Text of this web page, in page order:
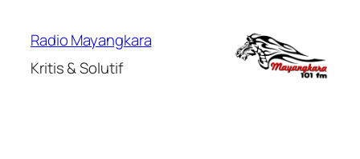
Radio Mayangkara
Kritis & Solutif